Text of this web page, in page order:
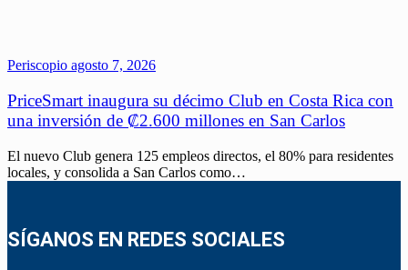
Periscopio agosto 7, 2026
PriceSmart inaugura su décimo Club en Costa Rica con
una inversión de ₡2.600 millones en San Carlos
El nuevo Club genera 125 empleos directos, el 80% para residentes
locales, y consolida a San Carlos como…
SÍGANOS EN REDES SOCIALES